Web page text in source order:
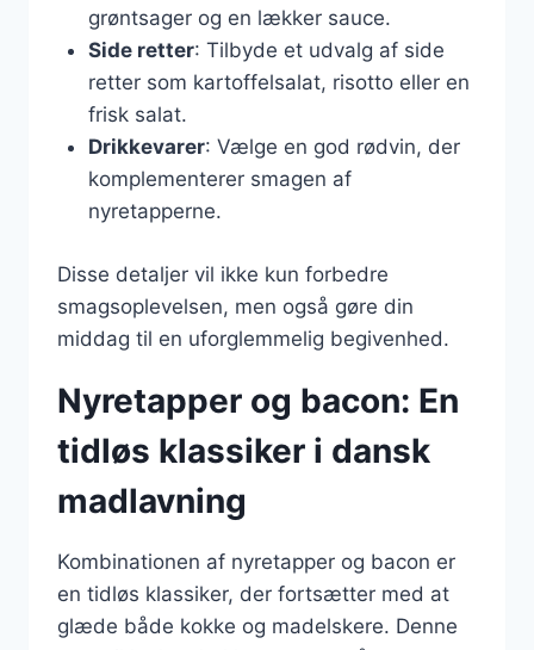
grøntsager og en lækker sauce.
Side retter: Tilbyde et udvalg af side
retter som kartoffelsalat, risotto eller en
frisk salat.
Drikkevarer: Vælge en god rødvin, der
komplementerer smagen af
nyretapperne.
Disse detaljer vil ikke kun forbedre
smagsoplevelsen, men også gøre din
middag til en uforglemmelig begivenhed.
Nyretapper og bacon: En
tidløs klassiker i dansk
madlavning
Kombinationen af nyretapper og bacon er
en tidløs klassiker, der fortsætter med at
glæde både kokke og madelskere. Denne